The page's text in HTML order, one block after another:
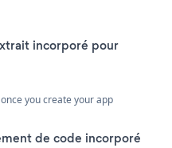
incorporé pour
you create your app
de code incorporé